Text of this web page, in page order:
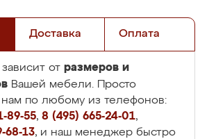
Доставка Оплата
от размеров и
Вашей мебели. Просто
нам по любому из телефонов:
89-55, 8 (495) 665-24-01,
68-13, и наш менеджер быстро